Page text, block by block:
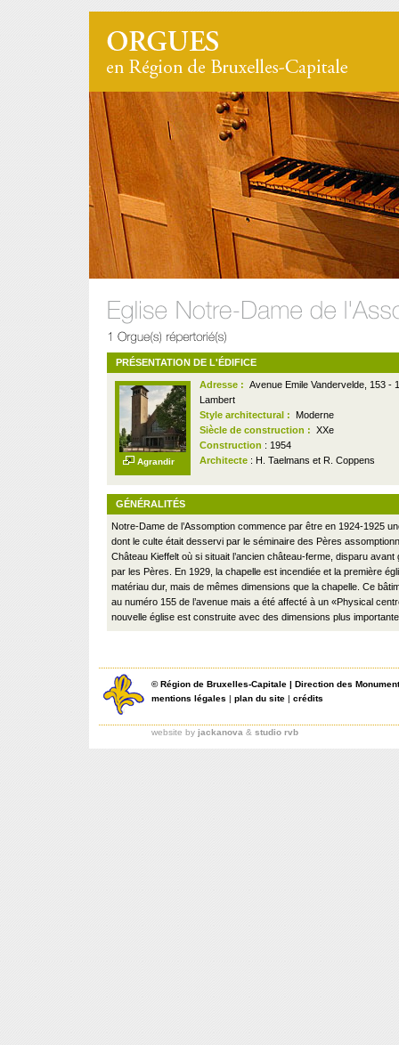
PRÉSENTATION DE L'ÉDIFICE
Agrandir
Adresse : Avenue Emile Vandervelde, 153 -
Lambert
Style architectural :
Moderne
Siècle de construction : XXe
Construction : 1954
Architecte : H. Taelmans et R. Coppens
GÉNÉRALITÉS
Notre-Dame de l’Assomption commence par être en 1924-1925
dont le culte était desservi par le séminaire des Pères
Château Kieffelt où si situait l’ancien château-ferme, disparu
par les Pères. En 1929, la chapelle est incendiée et la première
matériau dur, mais de mêmes dimensions que la chapelle. Ce
au numéro 155 de l’avenue mais a été affecté à un «Physical
nouvelle église est construite avec des dimensions plus
©Région de Bruxelles-Capitale | Direction des
mentions légales | plan du site | crédits
website by jackanova & studio rvb